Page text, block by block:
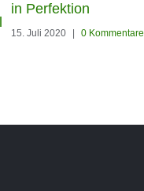
in Perfektion
15. Juli 2020 | 0 Kommentare